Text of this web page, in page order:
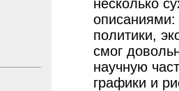
несколько
описаниями:
политики,
смог
научную
графики и